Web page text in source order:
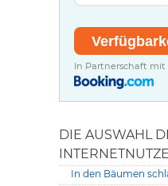
In Partnerschaft mit
DIE AUSWAHL
In den Bäumen